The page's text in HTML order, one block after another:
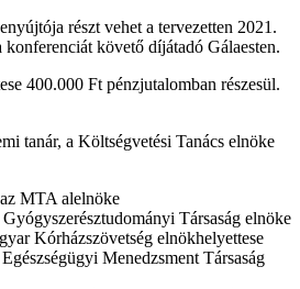
részt vehet a tervezetten 2021.
követő díjátadó Gálaesten.
400.000 Ft pénzjutalomban részesül.
tanár, a Költségvetési Tanács elnöke
az MTA alelnöke
Társaság elnöke
Kórházszövetség elnökhelyettese
Menedzsment Társaság